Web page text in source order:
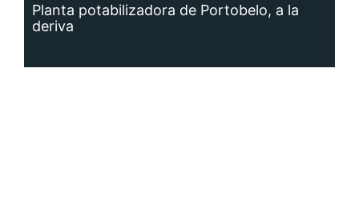
Planta potabilizadora de Portobelo, a la
deriva